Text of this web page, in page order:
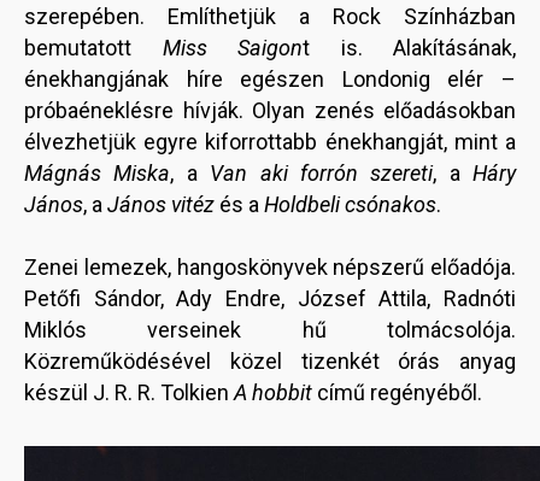
szerepében. Említhetjük a Rock Színházban
bemutatott Miss Saigont is. Alakításának,
énekhangjának híre egészen Londonig elér –
próbaéneklésre hívják. Olyan zenés előadásokban
élvezhetjük egyre kiforrottabb énekhangját, mint a
Mágnás Miska, a Van aki forrón szereti, a Háry
János, aJános vitéz és aHoldbeli csónakos.
Zenei lemezek, hangoskönyvek népszerű előadója.
Petőfi Sándor, Ady Endre, József Attila, Radnóti
Miklós verseinek hű tolmácsolója.
Közreműködésével közel tizenkét órás anyag
készül J. R. R. TolkienA hobbit című regényéből.